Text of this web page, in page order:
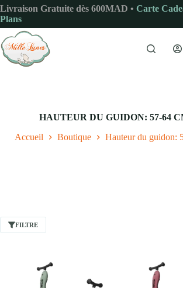
Passer
au
contenu
Livraison Gratuite dès 600MAD • Carte
Plans
HAUTEUR DU GUIDON: 57-64
Accueil Boutique Hauteur du guidon:
FILTRE